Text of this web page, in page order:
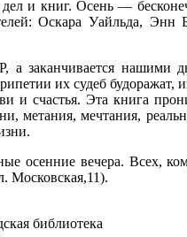
и книг. Осень —
Оскара Уайльда, Энн
заканчивается нашими
их судеб будоражат,
счастья. Эта книга
метания, мечтания,
осенние вечера. Всех,
Московская,11).
библиотека